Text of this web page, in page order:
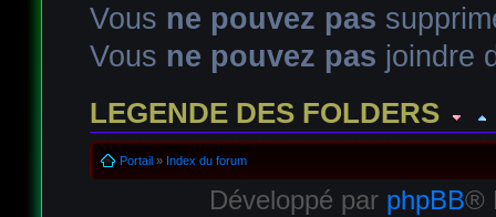
Vous ne pouvez pas
Vous ne pouvez pas joindre
LEGENDE DES FOLDERS
Sujet lu fermé Sujet lu fermé dans
Portail» Index du forum
Développé par phpBB®